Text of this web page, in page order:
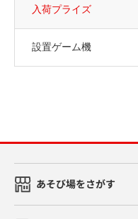
入荷プライズ
設置ゲーム機
あそび場をさがす